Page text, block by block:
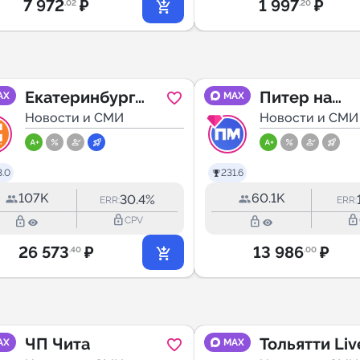
7 972.02 ₽ 1 997.20 ₽
Екатеринбург
Первый
Новости и СМИ
107K ERR:30.4%
lock_outline lock_outlineCPV
26 573.40 ₽
MAX
231.6
Питер на
максималках.
Санкт-
Новости и СМИ
60.1K ERR:
lock_outline lock_outline
13 986.00 ₽
ЧП Чита MAX Тольятти